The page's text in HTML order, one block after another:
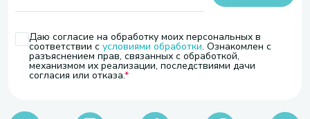
Даю согласие на обработку моих персональных в
соответствии с условиями обработки. Ознакомлен с
разъяснением прав, связанных с обработкой,
механизмом их реализации, последствиями дачи
согласия или отказа.